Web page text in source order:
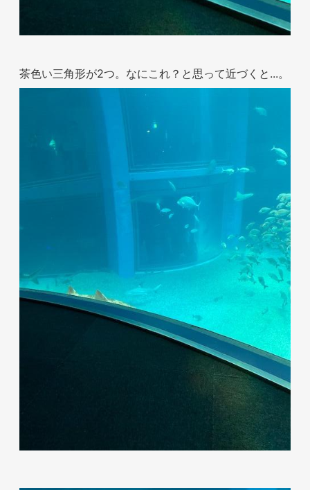
茶色い三角形が2つ。なにこれ？と思って近づくと...。
お問い合わせ